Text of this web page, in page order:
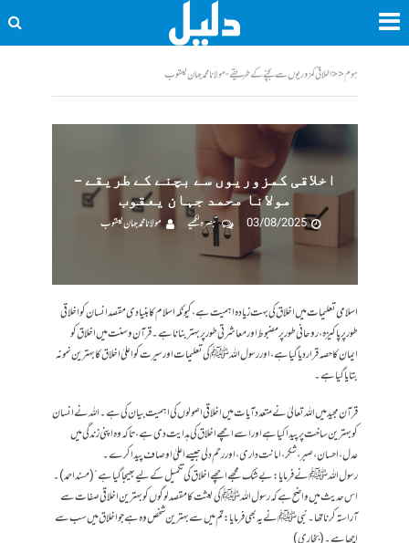
ہوم<<اخلاقی کمزوریوں سے بچنے کے طریقے - مولانا محمد جہان یعقوب
اخلاقی کمزوریوں سے بچنے کے طریقے –
مولانا محمد جہان یعقوب
03/08/2025
تبصرہ لکھیے مولانا محمد جہان یعقوب
اسلامی تعلیمات میں اخلاق کی بہت زیادہ اہمیت ہے، کیونکہ اسلام کا بنیادی مقصد انسان کو اخلاقی
طور پر پاکیزہ، روحانی طور پر مضبوط اور معاشرتی طور پر بہتر بنانا ہے۔ قرآن و سنت میں اخلاق کو
ایمان کا حصہ قرار دیا گیا ہے، اور رسول اللہ ﷺ کی تعلیمات اور سیرت کو اعلیٰ اخلاق کا بہترین نمونہ
بتایا گیا ہے۔
قرآن مجید میں اللہ تعالیٰ نے متعدد آیات میں اخلاقی اصولوں کی اہمیت بیان کی ہے۔ اللہ نے انسان
کو بہترین ساخت پر پیدا کیا ہے اور اسے اچھے اخلاق کی ہدایت دی ہے، تاکہ وہ اپنی زندگی میں
عدل، احسان، صبر، شکر، امانت داری، اور رحم دلی جیسے اعلیٰ اوصاف پیدا کرے۔
رسول اللہ ﷺ نے فرمایا: بے شک مجھے اچھے اخلاق کی تکمیل کے لیے بھیجا گیا ہے” (مسند احمد)۔
اس حدیث میں واضح ہے کہ رسول اللہ ﷺ کی بعثت کا مقصد لوگوں کو بہترین اخلاقی صفات سے
آراستہ کرنا تھا۔ نبی ﷺ نے یہ بھی فرمایا:تم میں سے بہترین شخص وہ ہے جو اخلاق میں سب سے